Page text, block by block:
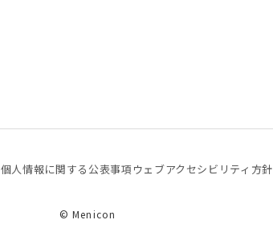
個⼈情報に関する公表事項 ウェブアクセシビリティ方針
© Menicon